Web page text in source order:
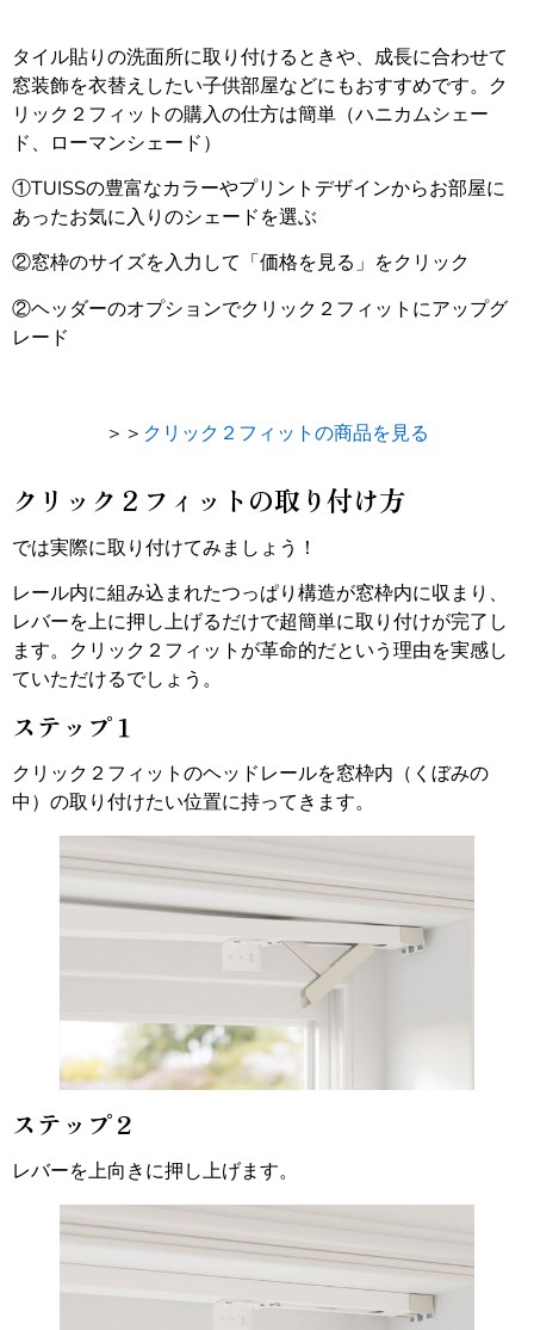
タイル貼りの洗面所に取り付けるときや、成長に合わせて
窓装飾を衣替えしたい子供部屋などにもおすすめです。ク
リック２フィットの購入の仕方は簡単（ハニカムシェー
ド、ローマンシェード）
①TUISSの豊富なカラーやプリントデザインからお部屋に
あったお気に入りのシェードを選ぶ
②窓枠のサイズを入力して「価格を見る」をクリック
②ヘッダーのオプションでクリック２フィットにアップグ
レード
＞＞ クリック２フィットの商品を見る
クリック２フィットの取り付け方
では実際に取り付けてみましょう！
レール内に組み込まれたつっぱり構造が窓枠内に収まり、
レバーを上に押し上げるだけで超簡単に取り付けが完了し
ます。クリック２フィットが革命的だという理由を実感し
ていただけるでしょう。
ステップ１
クリック２フィットのヘッドレールを窓枠内（くぼみの
中）の取り付けたい位置に持ってきます。
ステップ２
レバーを上向きに押し上げます。